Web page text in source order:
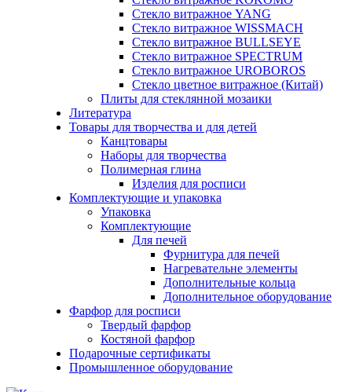
Стекло витражное YANG
Стекло витражное WISSMACH
Стекло витражное BULLSEYE
Стекло витражное SPECTRUM
Стекло витражное UROBOROS
Стекло цветное витражное (Китай)
Плиты для стеклянной мозаики
Литература
Товары для творчества и для детей
Канцтовары
Наборы для творчества
Полимерная глина
Изделия для росписи
Комплектующие и упаковка
Упаковка
Комплектующие
Для печей
Фурнитура для печей
Нагревательне элементы
Дополнительные кольца
Дополнительное оборудование
Фарфор для росписи
Твердый фарфор
Костяной фарфор
Подарочные сертификаты
Промышленное оборудование